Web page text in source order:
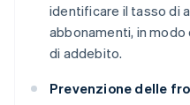
identificare il tasso di
abbonamenti, in
di addebito.
Prevenzione delle